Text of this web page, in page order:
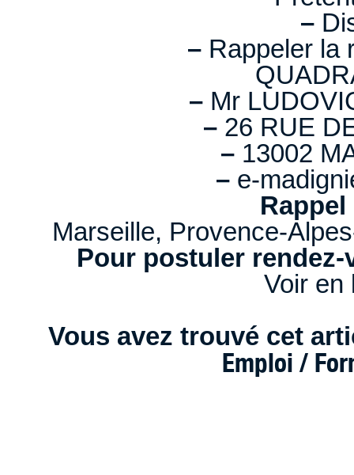
–
– Rappeler la
– Mr
– 26 RUE
– 13002
– e-
Marseille, Provence-
Pour postuler rendez-
Voir
Vous avez trouvé cet
Emploi /